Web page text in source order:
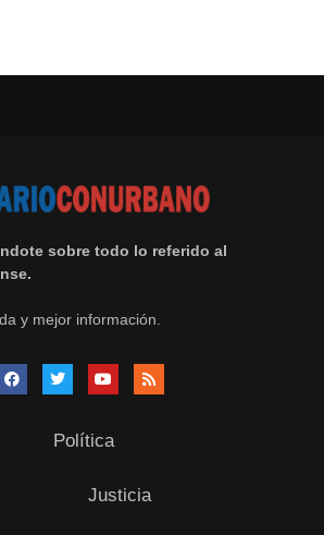
sobre todo lo referido al
y mejor información.
Política
Justicia